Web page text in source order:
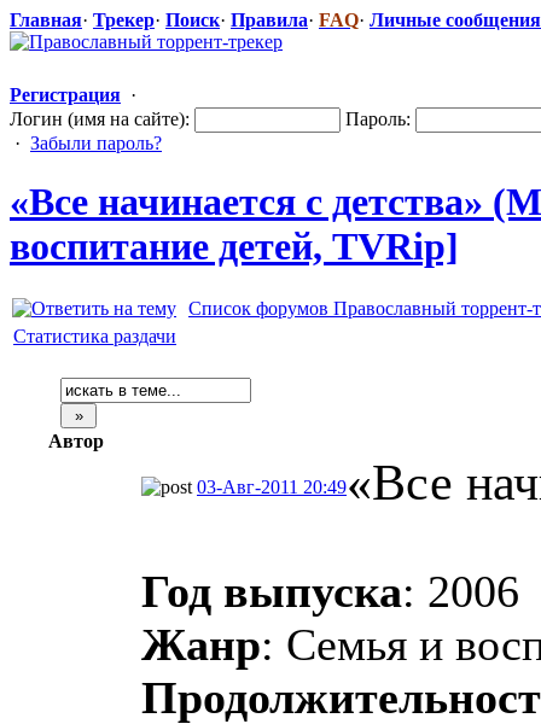
Главная· Трекер· Поиск· Правила· FAQ· Личные сообщения
Регистрация ·
Логин (имя на сайте):
Пароль:
· Забыли пароль?
«Все начинается с детства»
воспитание детей, TVRip]
Список форумов Православный торрент-
Статистика раздачи
Автор
03-Авг-2011 20:49«Все
Год выпуска: 2006
Жанр: Семья и